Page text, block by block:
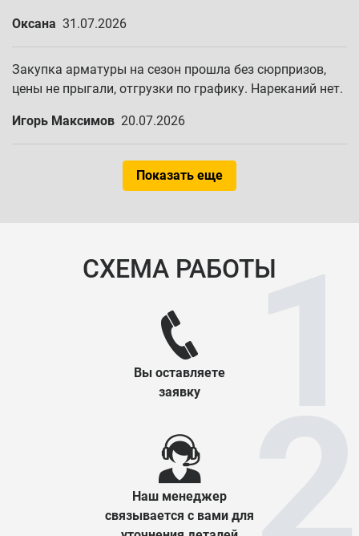
Оксана 31.07.2026
Закупка арматуры на сезон прошла без сюрпризов,
цены не прыгали, отгрузки по графику. Нареканий нет.
Игорь Максимов 20.07.2026
Показать еще
СХЕМА РАБОТЫ
Вы оставляете
заявку
Наш менеджер
связывается с вами для